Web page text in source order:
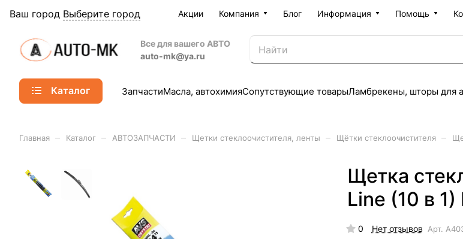
Ваш город Выберите город Акции Компания Блог Информация Помощь
Все для вашего АВТО
auto-mk@ya.ru
Каталог ЗапчастиМасла, автохимияСопутствующие товарыЛамбрекены, шторы для
Главная Каталог АВТОЗАПЧАСТИ Щетки стеклоочистителя, ленты Щётки стеклоочистителя
Щетка
Line (10 в
0 Нет отзывов Арт.